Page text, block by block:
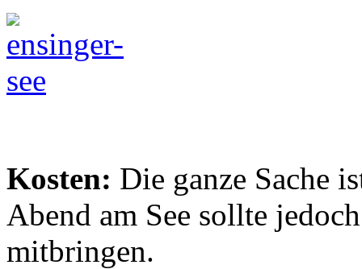
Kosten: Die ganze Sache
Abend am See sollte
mitbringen.